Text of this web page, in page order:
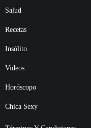
Salud
Recetas
Insólito
Videos
Horóscopo
Chica Sexy